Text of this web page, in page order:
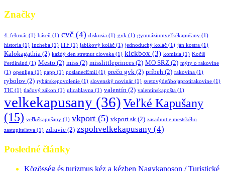
Značky
4. február (1) báseň (1) cvč (4) diskusia (1) gvk (1) gymnáziumveľkékapušany (1)
historia (1) Incheba (1) ITF (1) jablkový koláč (1) jednoduchý koláč (1) ján kostra (1)
Kalokagathia (2) každý den stretnut cloveka (1) kickbox (3) komisia (1) Kočiš
Ferdinánd (1) Mesto (2) miss (2) misslittleprinces (2) MO SRZ (2) mýty o rakovine
(1) openliga (1) papp (1) poslanecEmil (1) prečo gvk (2) príbeh (2) rakovina (1)
rybolov (2) rybárskepovolenie (1) slovenský novinár (1) svetovýdeňbojaprotirakovine (1)
TIC (1) tlačový zákon (1) ulicahlavna (1) valentín (2) valentínskapošta (1)
velkekapusany (36)Veľké Kapušany
(15) veľkékapušany (1) vkport (5) vkport.sk (2) zasadnutie mestského
zastupiteľstva (1) zdravie (2) zspohvelkekapusany (4)
Posledné články
Közösség és turizmus kéz a kézben Nagykaposon / Turistické